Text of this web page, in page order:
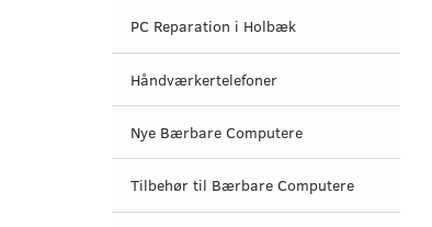
PC Reparation i Holbæk
Håndværkertelefoner
Nye Bærbare Computere
Tilbehør til Bærbare Computere